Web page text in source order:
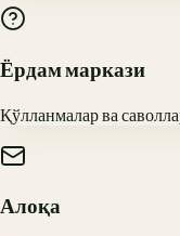
Ёрдам маркази
Қўлланмалар ва
Алоқа